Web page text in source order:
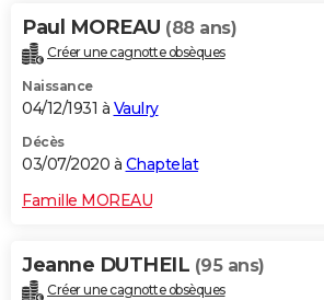
Paul MOREAU (88 ans)
Créer une cagnotte obsèques
Naissance
04/12/1931 à Vaulry
Décès
03/07/2020 à Chaptelat
Famille MOREAU
Jeanne DUTHEIL (95 ans)
Créer une cagnotte obsèques